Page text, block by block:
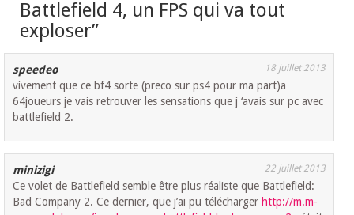
Battlefield 4, un FPS qui va tout
exploser”
speedeo 18 juillet 2013
vivement que ce bf4 sorte (preco sur ps4 pour ma part)a
64joueurs je vais retrouver les sensations que j ‘avais sur pc avec
battlefield 2.
minizigi 22 juillet 2013
Ce volet de Battlefield semble être plus réaliste que Battlefield:
Bad Company 2. Ce dernier, que j’ai pu télécharger http://m.m-